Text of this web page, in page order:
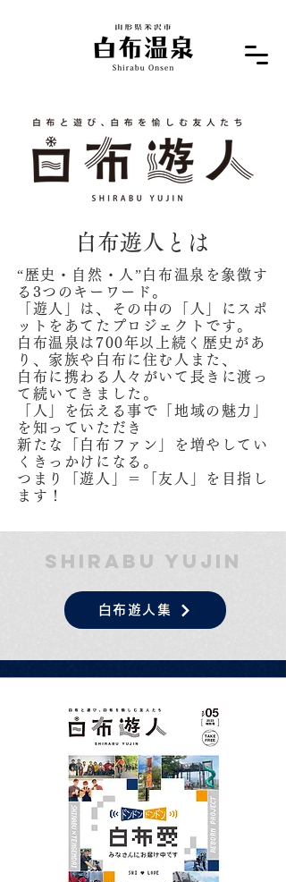
白布遊人とは
“歴史・自然・人”白布温泉を象徴す
る3つのキーワード。
「遊人」は、その中の「人」にスポ
ットをあてたプロジェクトです。
白布温泉は700年以上続く歴史があ
り、家族や白布に住む人また、
白布に携わる人々がいて長きに渡っ
て続いてきました。
「人」を伝える事で「地域の魅力」
を知っていただき
新たな「白布ファン」を増やしてい
くきっかけになる。
つまり「遊人」＝「友人」を目指し
ます！
SHIRABU YUJIN
白布遊人集